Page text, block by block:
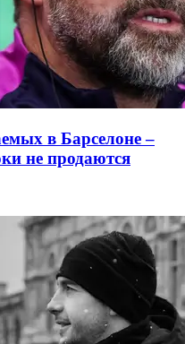
в Барселоне –
не продаются